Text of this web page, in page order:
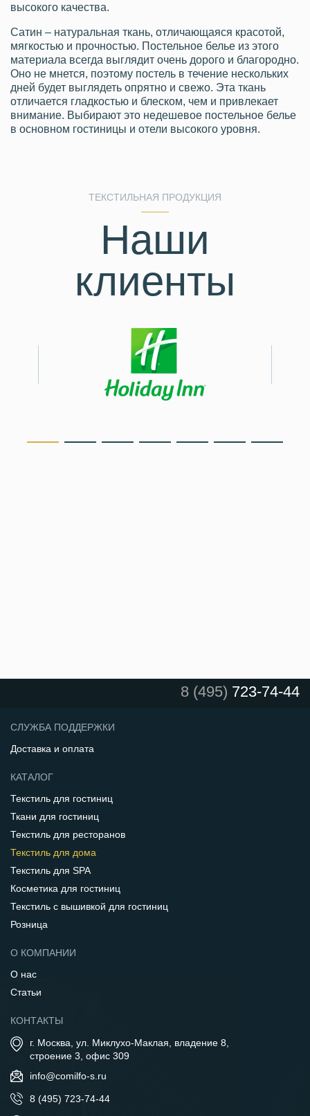
высокого качества.
Сатин – натуральная ткань, отличающаяся красотой,
мягкостью и прочностью. Постельное белье из этого
материала всегда выглядит очень дорого и благородно.
Оно не мнется, поэтому постель в течение нескольких
дней будет выглядеть опрятно и свежо. Эта ткань
отличается гладкостью и блеском, чем и привлекает
внимание. Выбирают это недешевое постельное белье
в основном гостиницы и отели высокого уровня.
ТЕКСТИЛЬНАЯ ПРОДУКЦИЯ
Наши
клиенты
8 (495) 723-74-44
СЛУЖБА ПОДДЕРЖКИ
Доставка и оплата
КАТАЛОГ
Текстиль для гостиниц
Ткани для гостиниц
Текстиль для ресторанов
Текстиль для дома
Текстиль для SPA
Косметика для гостиниц
Текстиль с вышивкой для гостиниц
Розница
О КОМПАНИИ
О нас
Статьи
КОНТАКТЫ
г. Москва, ул. Миклухо-Маклая, владение 8,
строение 3, офис 309
info@comilfo-s.ru
8 (495) 723-74-44